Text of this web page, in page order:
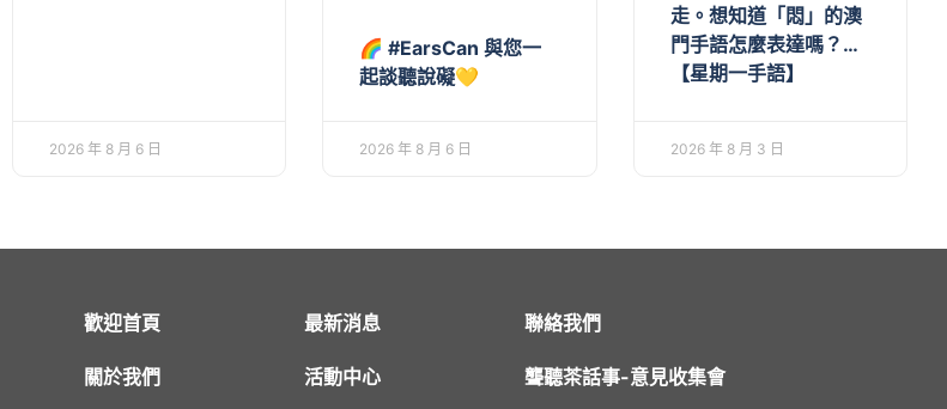
2026 年 8 月 6 日
🌈 #EarsCan 與您一
起談聽說礙💛
2026 年 8 月 6 日
走。想知道「悶」的澳
門手語怎麼表達嗎？…
【星期一手語】
2026 年 8 月 3 日
歡迎首頁
關於我們
最新消息
活動中心
聯絡我們
聾聽茶話事-意見收集會